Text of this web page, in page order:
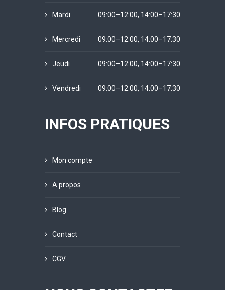
Mardi 09:00–12:00, 14:00–17:30
Mercredi 09:00–12:00, 14:00–17:30
Jeudi 09:00–12:00, 14:00–17:30
Vendredi 09:00–12:00, 14:00–17:30
INFOS PRATIQUES
Mon compte
A propos
Blog
Contact
CGV